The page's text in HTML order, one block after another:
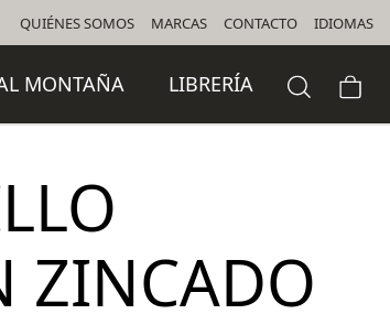
QUIÉNES SOMOS MARCAS CONTACTO IDIOMAS
MONTAÑA LIBRERÍA
ZINCADO